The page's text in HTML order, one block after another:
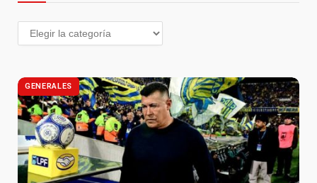
GENERALES